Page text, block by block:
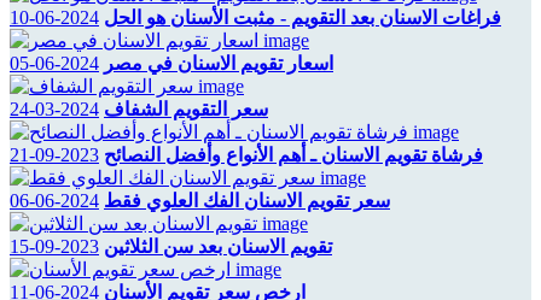
فراغات الاسنان بعد التقويم - مثبت الأسنان هو الحل 2024-06-10
اسعار تقويم الاسنان في مصر 2024-06-05
سعر التقويم الشفاف 2024-03-24
فرشاة تقويم الاسنان ـ أهم الأنواع وأفضل النصائح 2023-09-21
سعر تقويم الاسنان الفك العلوي فقط 2024-06-06
تقويم الاسنان بعد سن الثلاثين 2023-09-15
ارخص سعر تقويم الأسنان 2024-06-11